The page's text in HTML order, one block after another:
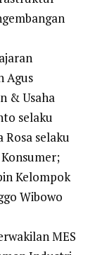
Agus
& Usaha
selaku
Rosa selaku
Kelompok
Wibowo
MES